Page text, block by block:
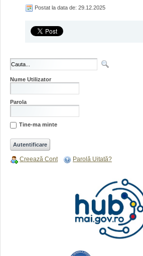
Postat la data de: 29.12.2025
Nume Utilizator
Parola
Tine-ma minte
Creează Cont Parolă Uitată?